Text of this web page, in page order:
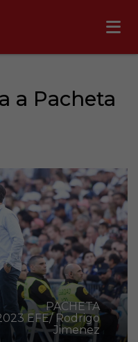
a Pacheta
PACHETA
EFE/ Rodrigo
Jimenez